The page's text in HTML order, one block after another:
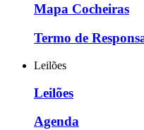
Mapa Cocheiras
Termo de
Leilões
Leilões
Agenda